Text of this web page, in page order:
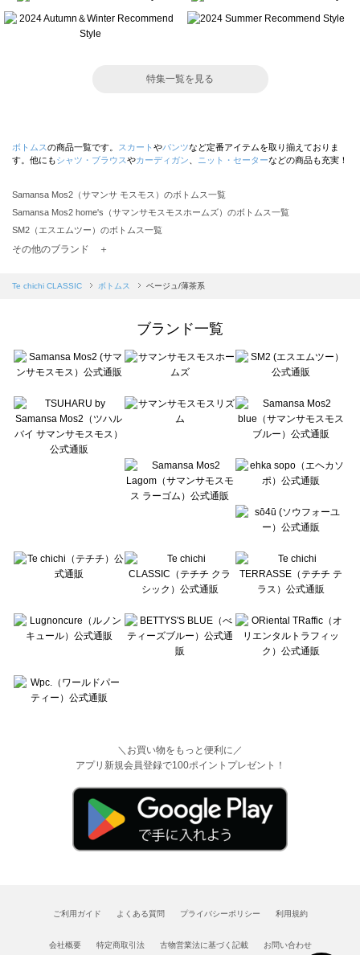
特集一覧を見る
ボトムスの商品一覧です。 スカート やパンツなど定番アイテムを取り揃えておりま
す。他にもシャツ・ブラウスやカーディガン ニット・セーターなどの商品も充実！
Samansa Mos2（サマンサ モスモス）のボトムス一覧
Samansa Mos2 home's（サマンサモスモスホームズ）のボトムス一覧
SM2（エスエムツー）のボトムス一覧
TSUHARU by Samansa Mos2（ツハルバイサマンサモスモス）のボトムス一覧
Samansa Mos2 blue（サマンサモスモス ブルー）のボトムス一覧
sō4ū（ソウフォーユー）のボトムス一覧
Te chichi（テチチ）のボトムス一覧
Te chichi CLASSIC（テチチ クラシック）のボトムス一覧
Lugnoncure（ルノンキュール）のボトムス一覧
BETTY'S BLUE（べティーズブルー）のボトムス一覧
Wpc.（ワールドパーティー）のボトムス一覧
その他のブランド ＋
Te chichi CLASSIC ボトムス ベージュ/薄茶系
ブランド一覧
＼お買い物をもっと便利に／
アプリ新規会員登録で100ポイントプレゼント！
ご利用ガイド よくある質問 プライバシーポリシー 利用規約
会社概要 特定商取引法 古物営業法に基づく記載 お問い合わせ